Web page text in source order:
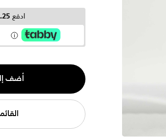
ادفع 32.25
الكمية
1
أضف